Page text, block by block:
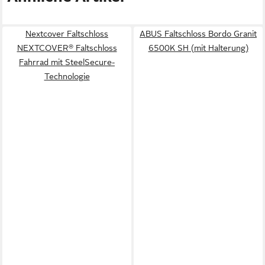
Nextcover Faltschloss
NEXTCOVER® Faltschloss
Fahrrad mit SteelSecure-
Technologie
ABUS Faltschloss Bordo Granit
6500K SH (mit Halterung)